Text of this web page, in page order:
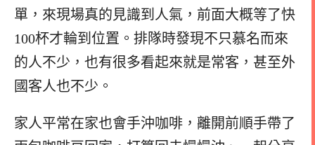
單，來現場真的見識到人氣，前面大概等了快
100杯才輪到位置。排隊時發現不只慕名而來
的人不少，也有很多看起來就是常客，甚至外
國客人也不少。
家人平常在家也會手沖咖啡，離開前順手帶了